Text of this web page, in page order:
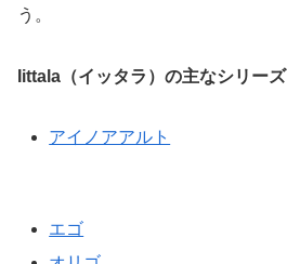
う。
Iittala（イッタラ）の主なシリーズ
アイノアアルト
エゴ